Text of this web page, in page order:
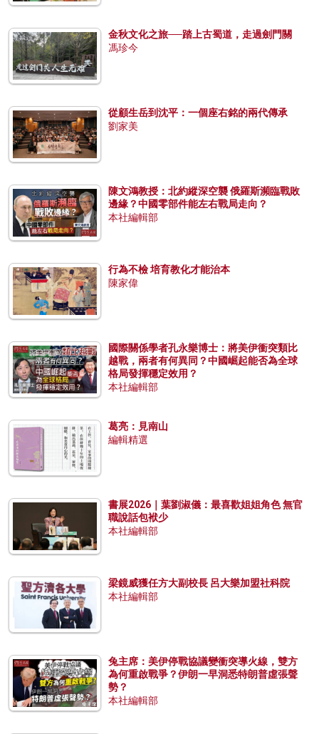
金秋文化之旅──踏上古蜀道，走過劍門關
馮珍今
從顧生岳到沈平：一個座右銘的兩代傳承
劉家美
陳文鴻教授：北約縱深空襲 俄羅斯瀕臨戰敗
邊緣？中國零部件能左右戰局走向？
本社編輯部
行為不檢 培育教化才能治本
陳家偉
國際關係學者孔永樂博士：將美伊衝突類比
越戰，兩者有何異同？中國崛起能否為全球
格局發揮穩定效用？
本社編輯部
葛亮：見南山
編輯精選
書展2026｜葉劉淑儀：最喜歡姐姐角色 無官
職說話包袱少
本社編輯部
梁鏡威獲任方大副校長 呂大樂加盟社科院
本社編輯部
兔主席：美伊停戰協議變衝突導火線，雙方
為何重啟戰爭？伊朗一早洞悉特朗普虛張聲
勢？
本社編輯部